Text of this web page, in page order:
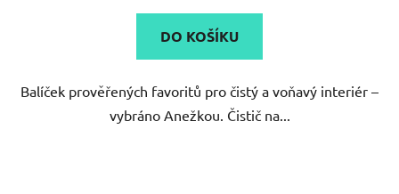
DO KOŠÍKU
Balíček prověřených favoritů pro čistý a voňavý interiér –
vybráno Anežkou. Čistič na...